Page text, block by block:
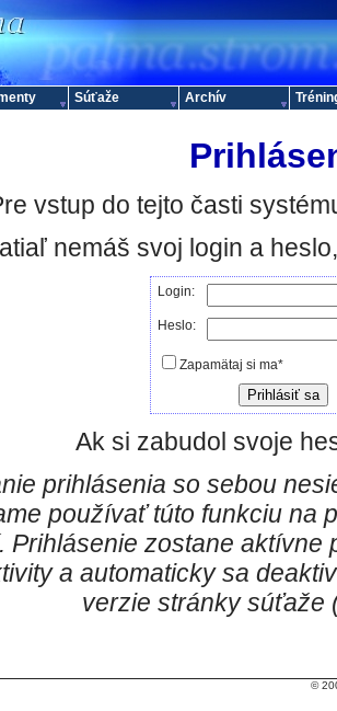
vstup do tejto časti
nemáš svoj login a
Login:
Heslo:
Zapamätaj si ma*
Ak si zabudol svoje
prihlásenia so sebou
používať túto funkciu na
Prihlásenie zostane aktívne
a automaticky sa
verzie stránky súťaže
©
Súťaže Archív